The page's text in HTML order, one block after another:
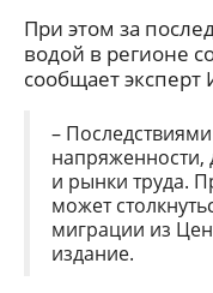
При этом за
водой в регионе
сообщает
–
напряженности,
и рынки труда.
может
миграции из
издание.